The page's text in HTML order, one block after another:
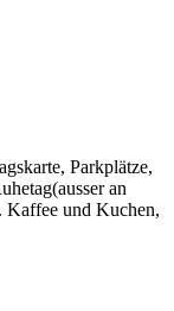
Parkplätze,
an
Kaffee und Kuchen,